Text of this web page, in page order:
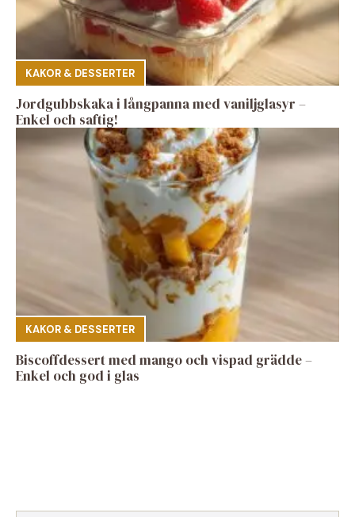
KAKOR & DESSERTER
Jordgubbskaka i långpanna med vaniljglasyr –
Enkel och saftig!
KAKOR & DESSERTER
Biscoffdessert med mango och vispad grädde –
Enkel och god i glas